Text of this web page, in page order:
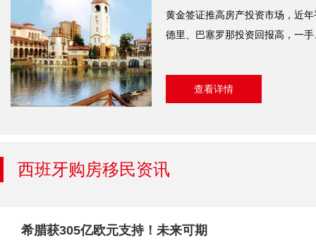
黄金签证推高房产投资市场，近
德里、巴塞罗那投资回报高，一
查看详情
西班牙购房移民资讯
希腊获305亿欧元支持！未来可期